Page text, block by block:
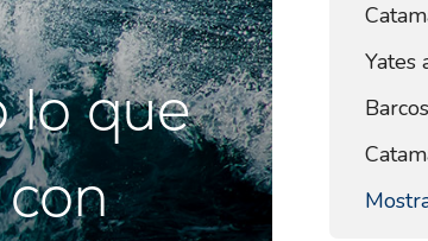
lo que
Yates